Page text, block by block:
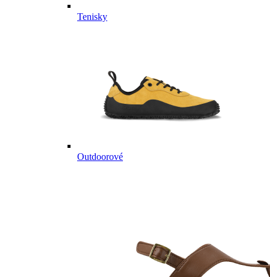
Tenisky
Outdoorové